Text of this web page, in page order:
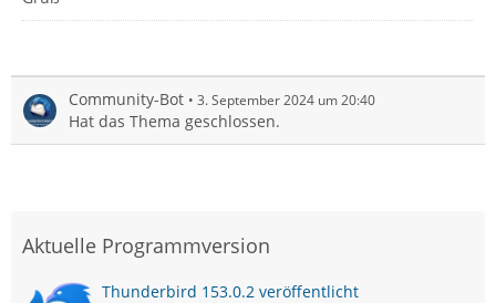
Community-Bot 3. September 2024 um 20:40
Hat das Thema geschlossen.
Aktuelle Programmversion
Thunderbird 153.0.2 veröffentlicht